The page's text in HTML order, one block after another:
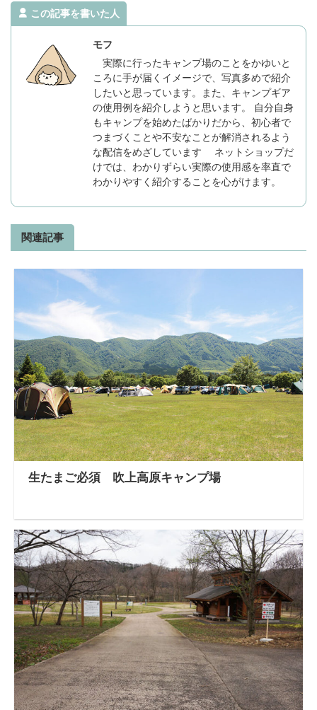
この記事を書いた人
モフ
実際に行ったキャンプ場のことをかゆいと
ころに手が届くイメージで、写真多めで紹介
したいと思っています。また、キャンプギア
の使用例を紹介しようと思います。 自分自身
もキャンプを始めたばかりだから、初心者で
つまづくことや不安なことが解消されるよう
な配信をめざしています ネットショップだ
けでは、わかりずらい実際の使用感を率直で
わかりやすく紹介することを心がけます。
関連記事
生たまご必須 吹上高原キャンプ場